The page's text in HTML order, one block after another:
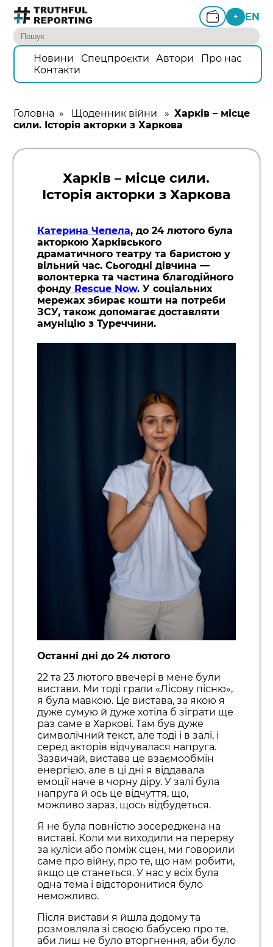
+ EN
Новини Спецпроєкти Автори
Про нас
Контакти
Головна » Щоденник війни »Харків – місце
сили. Історія акторки з Харкова
Харків – місце сили.
Історія акторки з Харкова
Катерина Чепела, до 24 лютого була
акторкою Харківського
драматичного театру та баристою у
вільний час. Сьогодні дівчина —
волонтерка та частина благодійного
фондуRescue Now. У соціальних
мережах збирає кошти на потреби
ЗСУ, також допомагає доставляти
амуніцію з Туреччини.
Останні дні до 24 лютого
22 та 23 лютого ввечері в мене були
вистави. Ми тоді грали «Лісову пісню»,
я була мавкою. Це вистава, за якою я
дуже сумую й дуже хотіла б зіграти ще
раз саме в Харкові. Там був дуже
символічний текст, але тоді і в залі, і
серед акторів відчувалася напруга.
Зазвичай, вистава це взаємообмін
енергією, але в ці дні я віддавала
емоції наче в чорну діру. У залі була
напруга й ось це відчуття, що,
можливо зараз, щось відбудеться.
Я не була повністю зосереджена на
виставі. Коли ми виходили на перерву
за куліси або поміж сцен, ми говорили
саме про війну, про те, що нам робити,
якщо це станеться. У нас у всіх була
одна тема і відсторонитися було
неможливо.
Після вистави я йшла додому та
розмовляла зі своєю бабусею про те,
аби лиш не було вторгнення, аби було